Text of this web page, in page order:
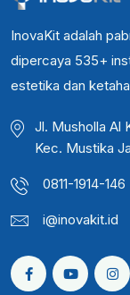
InovaKit adalah
dipercaya 535+
estetika dan
Jl. Musholla Al
Kec. Mustika
0811-1914-146
i@inovakit.id